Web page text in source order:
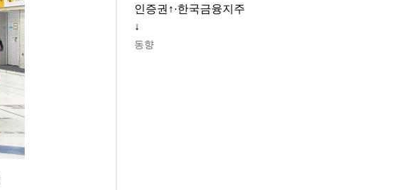
인증권↑·한국금융지주
↓
동향